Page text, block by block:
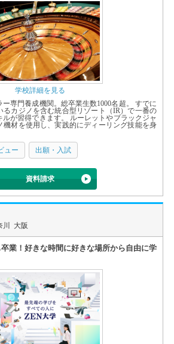
学校詳細を見る
専門養成機関。総卒業生数1000名超。 すでに
るカジノを含む統合型リゾート（IR）で一番の
ルが習得できます。 ルーレットやブラックジャ
機材を使用し、実践的にディーリング技能を身
ュー 出願・入試
資料請求
川 大阪
業！好きな時間に好きな場所から自由に学